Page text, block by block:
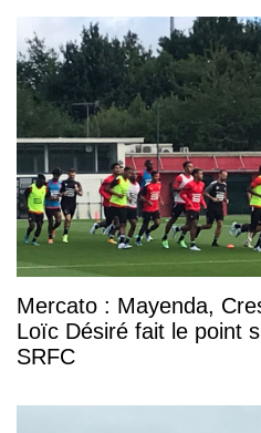
Mercato : Mayenda,
Loïc Désiré fait le point
SRFC